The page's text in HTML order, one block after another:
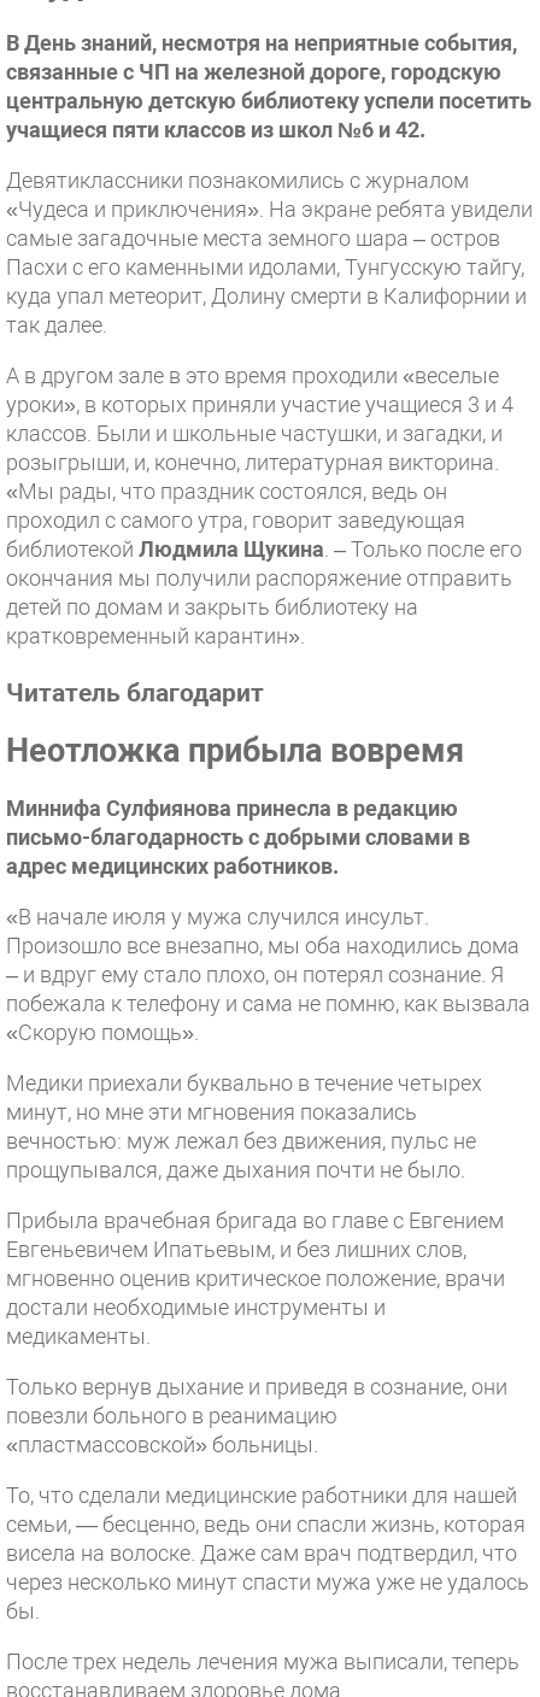
В День знаний, несмотря на неприятные события,
связанные с ЧП на железной дороге, городскую
центральную детскую библиотеку успели посетить
учащиеся пяти классов из школ №6 и 42.
Девятиклассники познакомились с журналом
«Чудеса и приключения». На экране ребята увидели
самые загадочные места земного шара – остров
Пасхи с его каменными идолами, Тунгусскую тайгу,
куда упал метеорит, Долину смерти в Калифорнии и
так далее.
А в другом зале в это время проходили «веселые
уроки», в которых приняли участие учащиеся 3 и 4
классов. Были и школьные частушки, и загадки, и
розыгрыши, и, конечно, литературная викторина.
«Мы рады, что праздник состоялся, ведь он
проходил с самого утра, говорит заведующая
библиотекой Людмила Щукина . – Только после его
окончания мы получили распоряжение отправить
детей по домам и закрыть библиотеку на
кратковременный карантин».
Читатель благодарит
Неотложка прибыла вовремя
Миннифа Сулфиянова принесла в редакцию
письмо-благодарность с добрыми словами в
адрес медицинских работников.
«В начале июля у мужа случился инсульт.
Произошло все внезапно, мы оба находились дома
– и вдруг ему стало плохо, он потерял сознание. Я
побежала к телефону и сама не помню, как вызвала
«Скорую помощь».
Медики приехали буквально в течение четырех
минут, но мне эти мгновения показались
вечностью: муж лежал без движения, пульс не
прощупывался, даже дыхания почти не было.
Прибыла врачебная бригада во главе с Евгением
Евгеньевичем Ипатьевым, и без лишних слов,
мгновенно оценив критическое положение, врачи
достали необходимые инструменты и
медикаменты.
Только вернув дыхание и приведя в сознание, они
повезли больного в реанимацию
«пластмассовской» больницы.
То, что сделали медицинские работники для нашей
семьи, — бесценно, ведь они спасли жизнь, которая
висела на волоске. Даже сам врач подтвердил, что
через несколько минут спасти мужа уже не удалось
бы.
После трех недель лечения мужа выписали, теперь
восстанавливаем здоровье дома.